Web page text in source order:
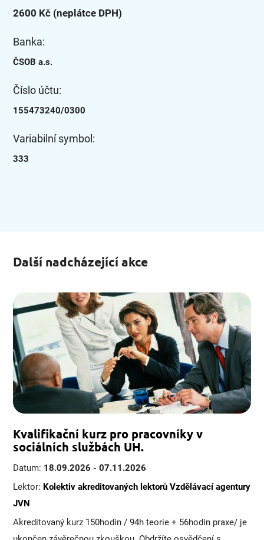
2600 Kč (neplátce DPH)
Banka:
ČSOB a.s.
Číslo účtu:
155473240/0300
Variabilní symbol:
333
Další nadcházející akce
Kvalifikační kurz pro pracovníky v
sociálních službách UH.
Datum: 18.09.2026 - 07.11.2026
Lektor: Kolektiv akreditovaných lektorů Vzdělávací agentury
JVN
Akreditovaný kurz 150hodin / 94h teorie + 56hodin praxe/ je